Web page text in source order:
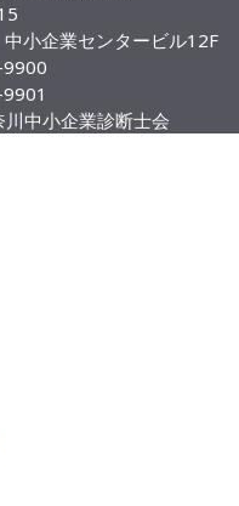
小企業センタービル12F
中小企業診断士会